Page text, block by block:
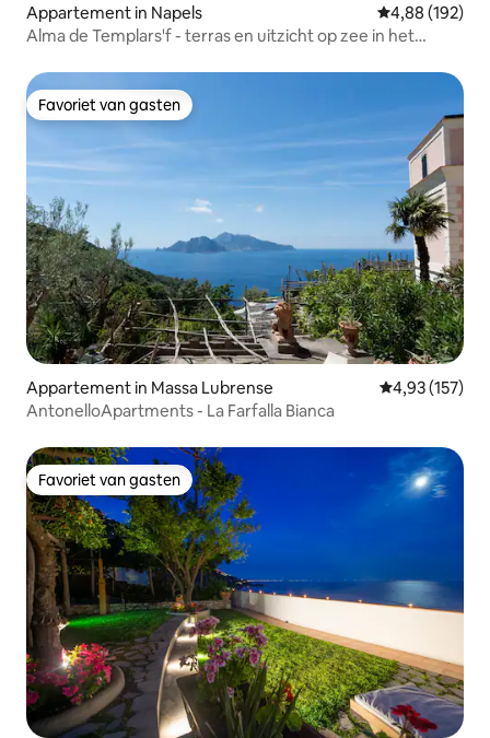
Appartement in Napels Gemiddelde
4,88 (192)
Alma de Templars'f - terras en uitzicht op zee in het
Favoriet van gasten
Favoriet van gasten
Appartement in Massa Lubrense Gemiddelde
4,93 (157)
AntonelloApartments - La Farfalla Bianca
Favoriet van gasten
Favoriet van gasten